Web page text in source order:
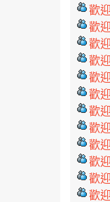
歡迎
歡迎
歡迎
歡迎
歡迎
歡迎
歡迎
歡迎
歡迎
歡迎
歡迎
歡迎